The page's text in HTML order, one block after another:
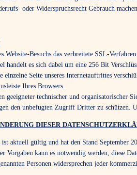
oder Widerspruchsrecht Gebrauch
Website-Besuchs das verbreitete SSL-
handelt es sich dabei um eine 256 Bit
Seite unseres Internetauftrittes
Ihres Browsers.
geeigneter technischer und organisatorischer
den unbefugten Zugriff Dritter zu schützen.
DIESER
ist aktuell gültig und hat den Stand September
Vorgaben kann es notwendig werden, diese
Personen widersprechen jeder